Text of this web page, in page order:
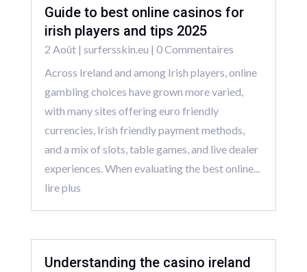
Guide to best online casinos for
irish players and tips 2025
2 Août| surfersskin.eu | 0 Commentaires
Across Ireland and among Irish players, online
gambling choices have grown more varied,
with many sites offering euro friendly
currencies, Irish friendly payment methods,
and a mix of slots, table games, and live dealer
experiences. When evaluating the best online...
lire plus
Understanding the casino ireland